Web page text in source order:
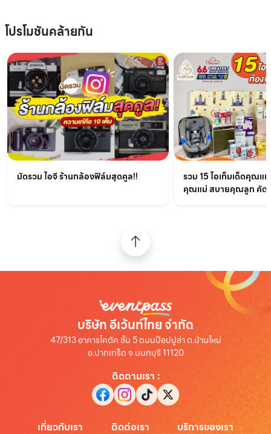
โปรโมชันคล้ายกัน
มัดรวม ไอจี ร้านกล้องฟิล์มสุดคูล!!
รวม 15 ไอเท็มเด็ดคุณแ
คุณแม่ สบายคุณลูก คัด
บริษัท อีเว้นท์ไทย จำกัด
47/313 อาคารไคตัค ชั้น 5 ถนนป๊อปปูล่า ต.บ้านใหม่
อ.ปากเกร็ด จ.นนทบุรี 11120
ติดตามเรา :
เกี่ยวกับเรา ติดต่อเรา บริการของเรา